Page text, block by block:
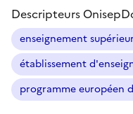
Descripteurs
enseignement
établissement
programme européen